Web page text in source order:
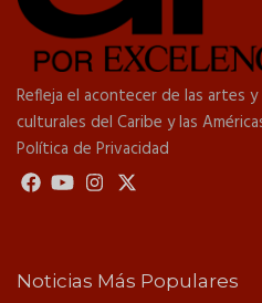
Refleja el acontecer de las artes
culturales del Caribe y las
Política de Privacidad
Noticias Más Populares